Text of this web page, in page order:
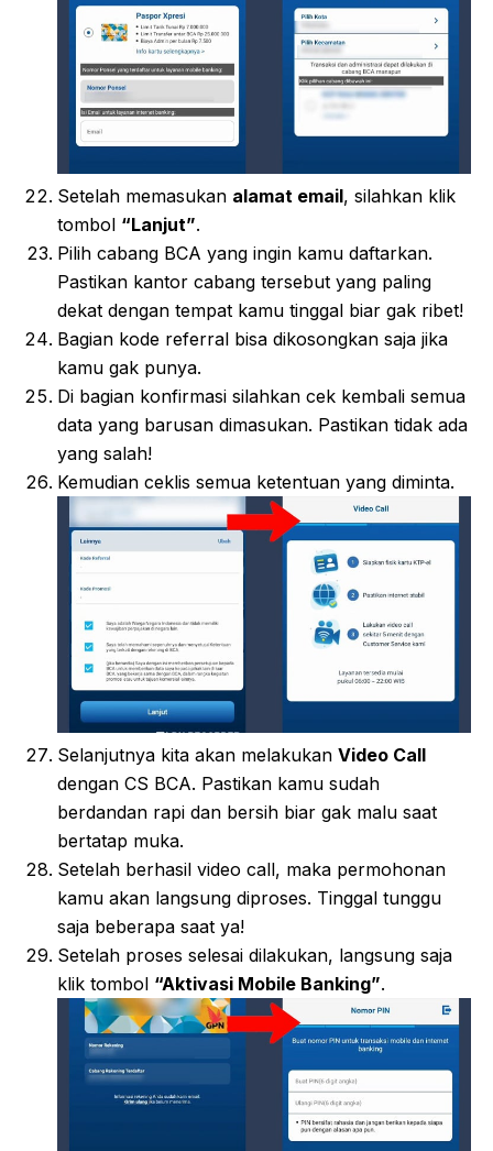
Setelah memasukan alamat email, silahkan klik
tombol “Lanjut”.
Pilih cabang BCA yang ingin kamu daftarkan.
Pastikan kantor cabang tersebut yang paling
dekat dengan tempat kamu tinggal biar gak ribet!
Bagian kode referral bisa dikosongkan saja jika
kamu gak punya.
Di bagian konfirmasi silahkan cek kembali semua
data yang barusan dimasukan. Pastikan tidak ada
yang salah!
Kemudian ceklis semua ketentuan yang diminta.
Selanjutnya kita akan melakukan Video Call
dengan CS BCA. Pastikan kamu sudah
berdandan rapi dan bersih biar gak malu saat
bertatap muka.
Setelah berhasil video call, maka permohonan
kamu akan langsung diproses. Tinggal tunggu
saja beberapa saat ya!
Setelah proses selesai dilakukan, langsung saja
klik tombol “Aktivasi Mobile Banking”.